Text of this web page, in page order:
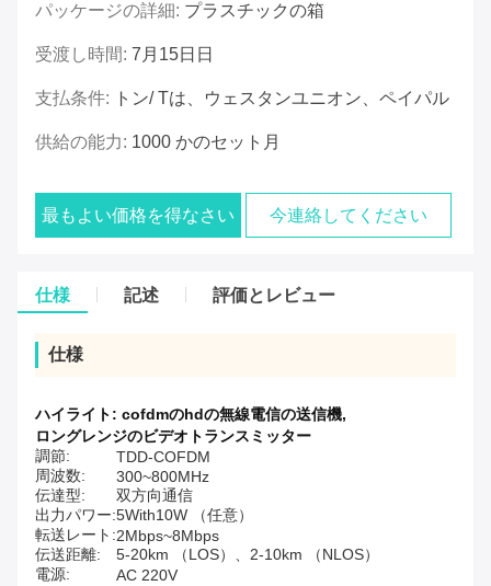
パッケージの詳細: プラスチックの箱
受渡し時間: 7月15日日
支払条件: トン/ Tは、ウェスタンユニオン、ペイパル
供給の能力: 1000 かのセット月
最もよい価格を得なさい 今連絡してください
仕様 記述 評価とレビュー
仕様
ハイライト: cofdmのhdの無線電信の送信機,
ロングレンジのビデオトランスミッター
調節:
TDD-COFDM
周波数:
300~800MHz
伝達型:
双方向通信
出力パワー:5With10W （任意）
転送レート:2Mbps~8Mbps
伝送距離:
5-20km （LOS）、2-10km （NLOS）
電源:
AC 220V